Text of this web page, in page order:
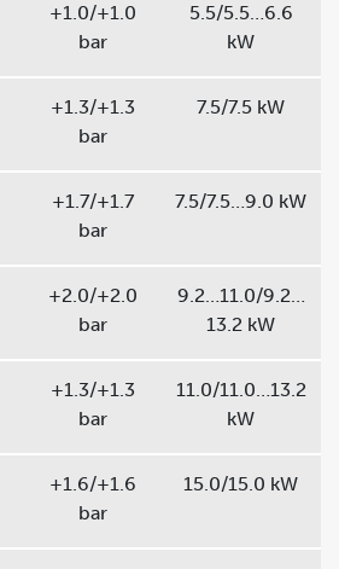
+1.0/+1.0
bar
5.5/5.5…6.6
kW
+1.3/+1.3
bar
7.5/7.5 kW
+1.7/+1.7
bar
7.5/7.5…9.0 kW
+2.0/+2.0
bar
9.2…11.0/9.2…
13.2 kW
+1.3/+1.3
bar
11.0/11.0…13.2
kW
+1.6/+1.6
bar
15.0/15.0 kW